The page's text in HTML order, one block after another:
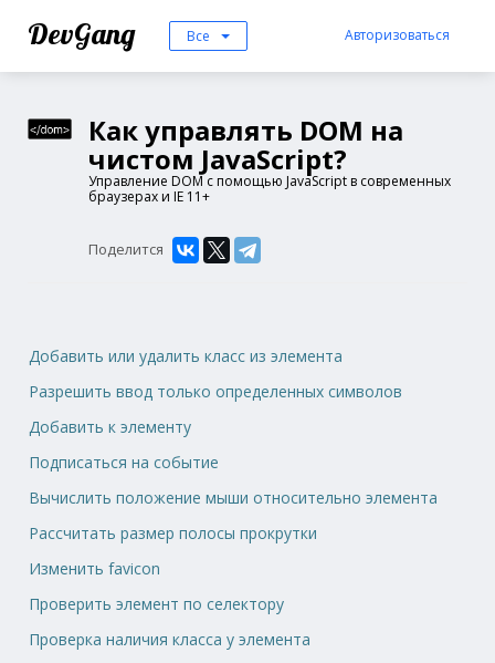
DevGang Все Авторизоваться
Как управлять DOM на
чистом JavaScript?
Управление DOM с помощью JavaScript в современных
браузерах и IE 11+
Поделится
Добавить или удалить класс из элемента
Разрешить ввод только определенных символов
Добавить к элементу
Подписаться на событие
Вычислить положение мыши относительно элемента
Рассчитать размер полосы прокрутки
Изменить favicon
Проверить элемент по селектору
Проверка наличия класса у элемента